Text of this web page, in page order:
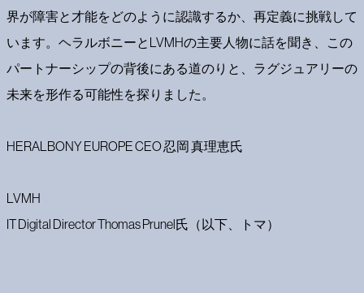
界が障害と才能をどのように認識するか、再定義に挑戦して
います。ヘラルボニーとLVMHの主要人物に話を聞き、この
パートナーシップの背後にある道のりと、ラグジュアリーの
未来を形作る可能性を探りました。
HERALBONY EUROPE CEO 忍岡 真理恵氏
LVMH
IT Digital Director Thomas Prunel氏（以下、トマ）